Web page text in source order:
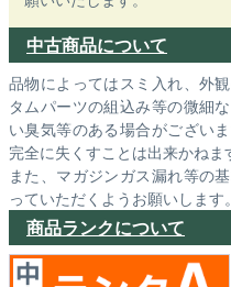
中古商品について
品物によってはスミ入れ、外
タムパーツの組込み等の微細
い臭気等のある場合がござい
完全に失くすことは出来かねま
また、マガジンガス漏れ等の
っていただくようお願いします。
商品ランクについて